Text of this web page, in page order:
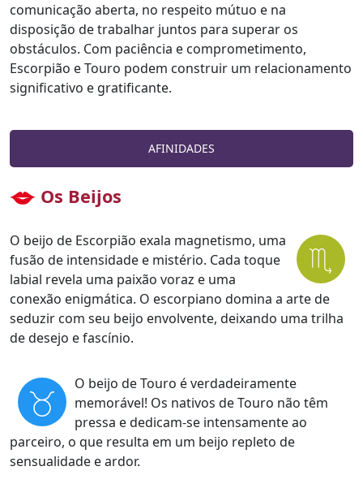
comunicação aberta, no respeito mútuo e na
disposição de trabalhar juntos para superar os
obstáculos. Com paciência e comprometimento,
Escorpião e Touro podem construir um relacionamento
significativo e gratificante.
AFINIDADES
Os Beijos
O beijo de Escorpião exala magnetismo, uma
fusão de intensidade e mistério. Cada toque
labial revela uma paixão voraz e uma
conexão enigmática. O escorpiano domina a arte de
seduzir com seu beijo envolvente, deixando uma trilha
de desejo e fascínio.
O beijo de Touro é verdadeiramente
memorável! Os nativos de Touro não têm
pressa e dedicam-se intensamente ao
parceiro, o que resulta em um beijo repleto de
sensualidade e ardor.